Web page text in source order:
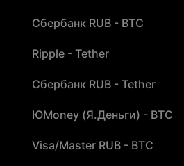
Сбербанк RUB - BTC
Ripple - Tether
Сбербанк RUB - Tether
ЮMoney (Я.Деньги) - BTC
Visa/Master RUB - BTC